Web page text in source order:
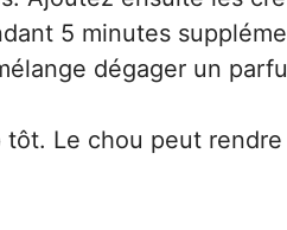
5 minutes
dégager un
tôt. Le chou peut